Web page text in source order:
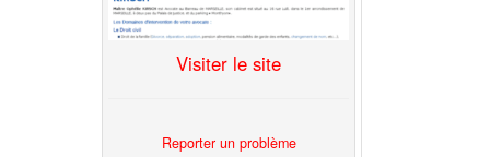
Visiter le site
Reporter un problème